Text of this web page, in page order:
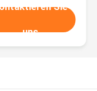
Sie
uns